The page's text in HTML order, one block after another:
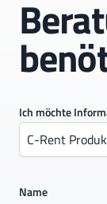
Ich möchte
C-Rent
Name